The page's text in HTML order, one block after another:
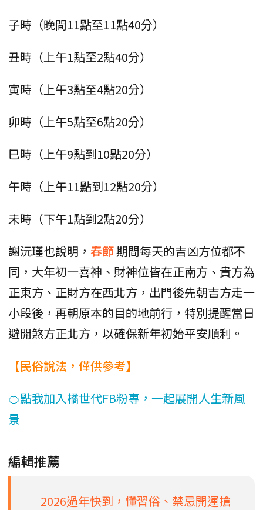
子時（晚間11點至11點40分）
丑時（上午1點至2點40分）
寅時（上午3點至4點20分）
卯時（上午5點至6點20分）
巳時（上午9點到10點20分）
午時（上午11點到12點20分）
未時（下午1點到2點20分）
謝沅瑾也說明， 春節期間每天的吉凶方位都不
同，大年初一喜神、財神位皆在正南方、貴方為
正東方、正財方在西北方，出門後先朝吉方走一
小段後，再朝原本的目的地前行，特別提醒當日
避開煞方正北方，以確保新年初始平安順利。
【民俗說法，僅供參考】
🍊點我加入橘世代FB粉專，一起展開人生新風
景
編輯推薦
2026過年快到，懂習俗、禁忌開運搶